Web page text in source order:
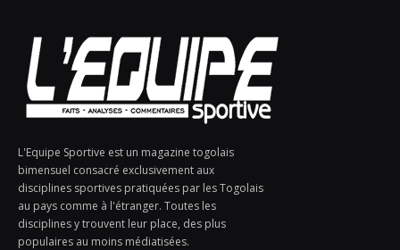
L'Equipe Sportive est un magazine togolais
bimensuel consacré exclusivement aux
disciplines sportives pratiquées par les Togolais
au pays comme à l'étranger. Toutes les
disciplines y trouvent leur place, des plus
populaires au moins médiatisées.